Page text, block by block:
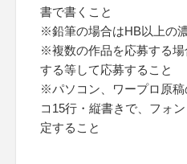
書で書くこと
※鉛筆の場合はHB以上の
※複数の作品を応募する
する等して応募すること
※パソコン、ワープロ原稿
コ15行・縦書きで、フォ
定すること